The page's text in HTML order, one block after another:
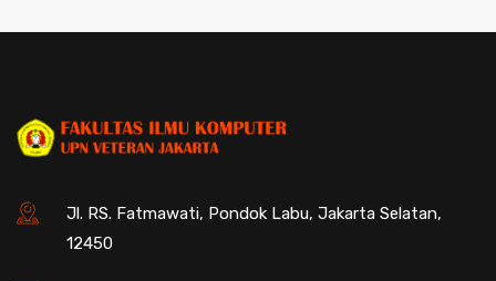
Jl. RS. Fatmawati, Pondok Labu, Jakarta Selatan,
12450